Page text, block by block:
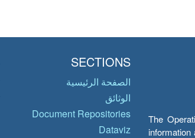
The
SECTIONS
الصفحة الرئيسية
الوثائق
Document Repositories
Dataviz